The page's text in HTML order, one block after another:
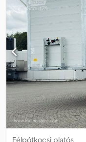
mindhárom tengelyen,
forgótányéron
hátul • Forgózsámoly •
eltolható raktérbak
Szerszámosláda Leírás:
évjáratból. A járművet
tömeggel. Teljesen
elülső faltól a hátsóig.
Saját tömeg: 00 Típus:
részletekért forduljon
Félpótkocsi platós